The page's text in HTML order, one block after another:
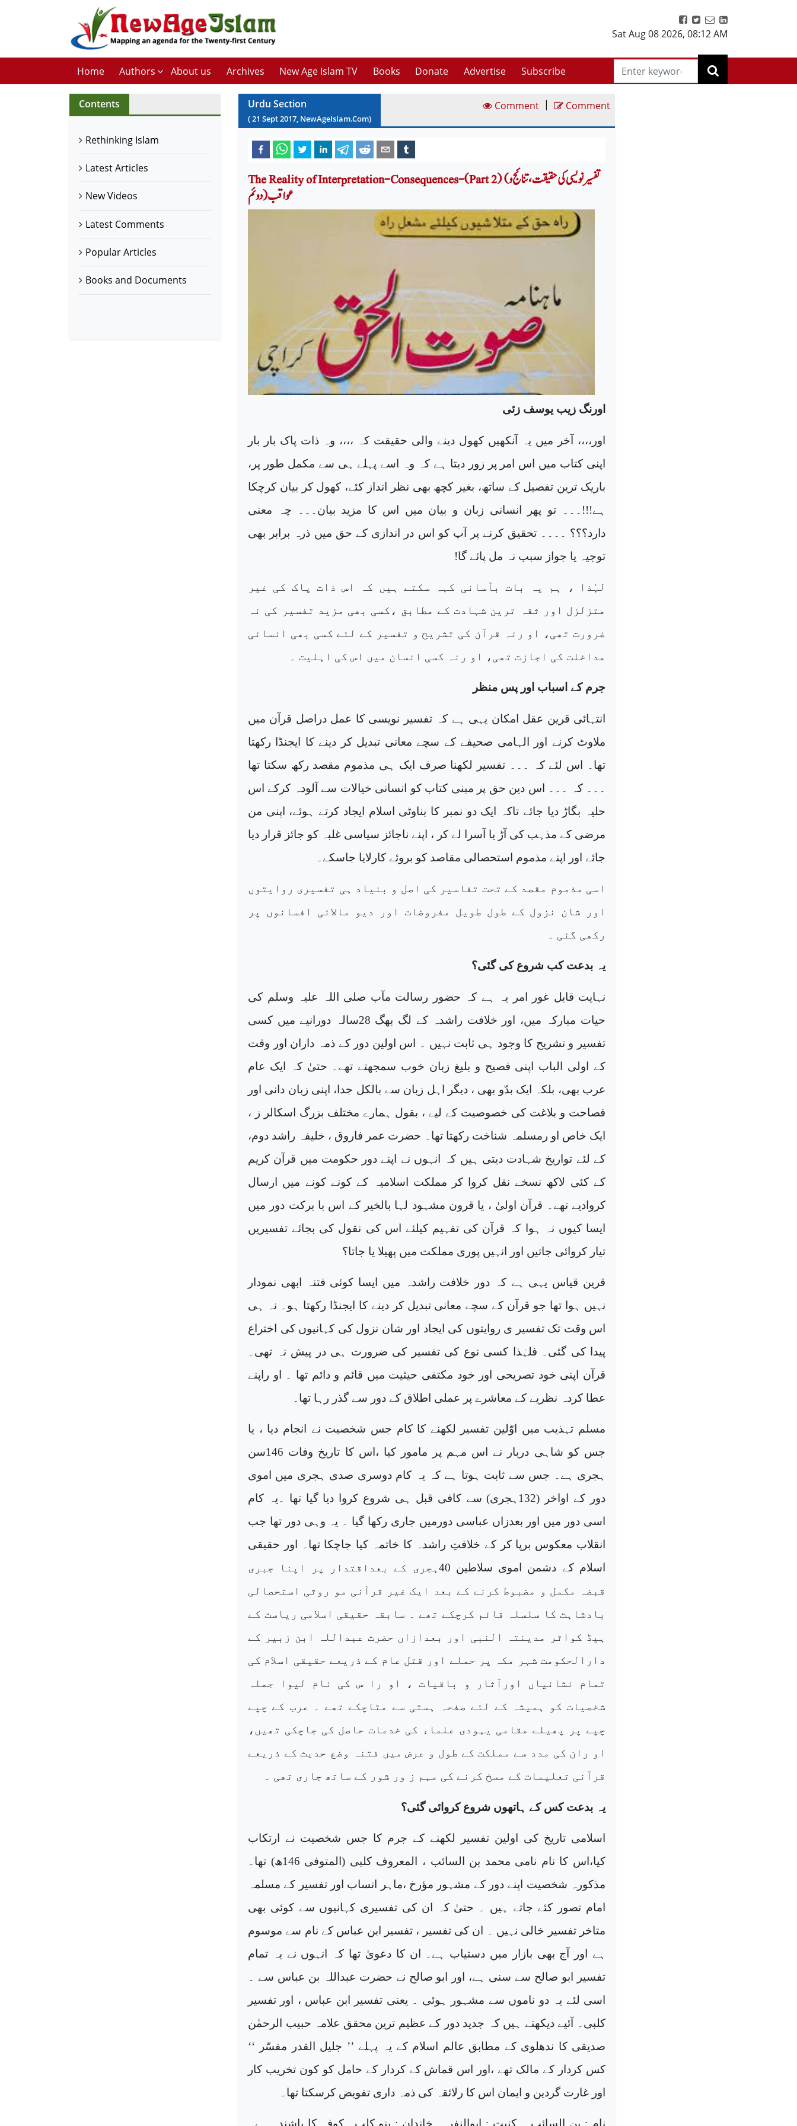
Sat Aug 08 2026, 08:12 AM
Home Authors About us Archives New Age Islam TV Books Donate Advertise Subscribe
Contents
Rethinking Islam
Latest Articles
New Videos
Latest Comments
Popular Articles
Books and Documents
Urdu Section
(21 Sept2017, NewAgeIslam.Com)
Comment | Comment
The Reality of Interpretation-Consequences-(Part 2) (تفسیر نویسی کی حقیقت، تنائج و
عواقب (دوئم
اورنگ زیب یوسف زئی
اور،،،، آخر میں یہ آنکھیں کھول دینے والی حقیقت کہ ،،،، وہ ذات پاک بار بار
اپنی کتاب میں اس امر پر زور دیتا ہے کہ وہ اسے پہلے ہی سے مکمل طور پر،
باریک ترین تفصیل کے ساتھ، بغیر کچھ بھی نظر انداز کئے، کھول کر بیان کرچکا
ہے!!!۔۔۔ تو پھر انسانی زبان و بیان میں اس کا مزید بیان۔۔۔ چہ معنی
دارد؟؟؟ ۔۔۔۔ تحقیق کرنے پر آپ کو اس در اندازی کے حق میں ذرہ برابر بھی
توجیہ یا جواز سبب نہ مل پائے گا!
لہٰذا ، ہم یہ بات بآسانی کہہ سکتے ہیں کہ اس ذات پاک کی غیر
متزلزل اور ثقہ ترین شہادت کے مطابق ،کسی بھی مزید تفسیر کی نہ
ضرورت تھی، او رنہ قرآن کی تشریح و تفسیر کے لئے کسی بھی انسانی
مداخلت کی اجازت تھی، او رنہ کسی انسان میں اس کی اہلیت ۔
جرم کے اسباب اور پس منظر
انتہائی قرین عقل امکان یہی ہے کہ تفسیر نویسی کا عمل دراصل قرآن میں
ملاوٹ کرنے اور الہامی صحیفے کے سچے معانی تبدیل کر دینے کا ایجنڈا رکھتا
تھا۔ اس لئے کہ ۔۔۔ تفسیر لکھنا صرف ایک ہی مذموم مقصد رکھ سکتا تھا
۔۔۔ کہ ۔۔۔ اس دین حق پر مبنی کتاب کو انسانی خیالات سے آلودہ کرکے اس
حلیہ بگاڑ دیا جائے تاکہ ایک دو نمبر کا بناوٹی اسلام ایجاد کرتے ہوئے، اپنی من
مرضی کے مذہب کی آڑ یا آسرا لے کر ، اپنے ناجائز سیاسی غلبہ کو جائز قرار دیا
جائے اور اپنے مذموم استحصالی مقاصد کو بروئے کارلایا جاسکے۔
اسی مذموم مقصد کے تحت تفاسیر کی اصل و بنیاد ہی تفسیری روایتوں
اور شان نزول کے طول طویل مفروضات اور دیو مالائی افسانوں پر
رکھی گئی ۔
یہ بدعت کب شروع کی گئی؟
نہایت قابل غور امر یہ ہے کہ حضور رسالت مآب صلی اللہ علیہ وسلم کی
حیات مبارکہ میں، اور خلافت راشدہ کے لگ بھگ 28سالہ دورانیے میں کسی
تفسیر و تشریح کا وجود ہی ثابت نہیں ۔ اس اولین دور کے ذمہ داران اور وقت
کے اولی الباب اپنی فصیح و بلیغ زبان خوب سمجھتے تھے۔ حتیٰ کہ ایک عام
عرب بھی، بلکہ ایک بدّو بھی ، دیگر اہل زبان سے بالکل جدا، اپنی زبان دانی اور
فصاحت و بلاغت کی خصوصیت کے لیے ، بقول ہمارے مختلف بزرگ اسکالر ز ،
ایک خاص او رمسلمہ شناخت رکھتا تھا۔ حضرت عمر فاروق ، خلیفہ راشد دوم،
کے لئے تواریخ شہادت دیتی ہیں کہ انہوں نے اپنے دور حکومت میں قرآن کریم
کے کئی لاکھ نسخے نقل کروا کر مملکت اسلامیہ کے کونے کونے میں ارسال
کروادیے تھے۔ قرآن اولیٰ ، یا قرون مشہود لہا بالخیر کے اس با برکت دور میں
ایسا کیوں نہ ہوا کہ قرآن کی تفہیم کیلئے اس کی نقول کی بجائے تفسیریں
تیار کروائی جاتیں اور انہیں پوری مملکت میں پھیلا یا جاتا؟
قرین قیاس یہی ہے کہ دور خلافت راشدہ میں ایسا کوئی فتنہ ابھی نمودار
نہیں ہوا تھا جو قرآن کے سچے معانی تبدیل کر دینے کا ایجنڈا رکھتا ہو۔ نہ ہی
اس وقت تک تفسیر ی روایتوں کی ایجاد اور شان نزول کی کہانیوں کی اختراع
پیدا کی گئی۔ فلہٰذا کسی نوع کی تفسیر کی ضرورت ہی در پیش نہ تھی۔
قرآن اپنی خود تصریحی اور خود مکتفی حیثیت میں قائم و دائم تھا ۔ او راپنے
عطا کردہ نظریے کے معاشرے پر عملی اطلاق کے دور سے گذر رہا تھا۔
مسلم تہذیب میں اوّلین تفسیر لکھنے کا کام جس شخصیت نے انجام دیا ، یا
جس کو شاہی دربار نے اس مہم پر مامور کیا ،اس کا تاریخ وفات 146سن
ہجری ہے۔ جس سے ثابت ہوتا ہے کہ یہ کام دوسری صدی ہجری میں اموی
دور کے اواخر (132ہجری) سے کافی قبل ہی شروع کروا دیا گیا تھا ۔یہ کام
اسی دور میں اور بعدزاں عباسی دورمیں جاری رکھا گیا ۔ یہ وہی دور تھا جب
انقلاب معکوس برپا کر کے خلافتِ راشدہ کا خاتمہ کیا جاچکا تھا۔ اور حقیقی
اسلام کے دشمن اموی سلاطین 40ہجری کے بعداقتدار پر اپنا جبری
قبضہ مکمل و مضبوط کرنے کے بعد ایک غیر قرآنی مو روثی استحصالی
بادشاہت کا سلسلہ قائم کرچکے تھے ۔ سابقہ حقیقی اسلامی ریاست کے
ہیڈ کواٹر مدینتہ النبی اور بعدازاں حضرت عبداللہ ابن زبیر کے
دارالحکومت شہر مکہ پر حملے اور قتل عام کے ذریعے حقیقی اسلام کی
تمام نشانیاں اورآثار و باقیات ، او را س کی نام لیوا جملہ
شخصیات کو ہمیشہ کے لئے صفحہ ہستی سے مٹاچکے تھے ۔ عرب کے چپے
چپے پر پھیلے مقامی یہودی علماء کی خدمات حاصل کی جاچکی تھیں،
او ران کی مدد سے مملکت کے طول و عرض میں فتنہ وضع حدیث کے ذریعے
قرآنی تعلیمات کے مسخ کرنے کی مہم ز ور شور کے ساتھ جاری تھی ۔
یہ بدعت کس کے ہاتھوں شروع کروائی گئی؟
اسلامی تاریخ کی اولین تفسیر لکھنے کے جرم کا جس شخصیت نے ارتکاب
کیا،اس کا نام نامی محمد بن السائب ، المعروف کلبی (المتوفی 146ھ) تھا۔
مذکورہ شخصیت اپنے دور کے مشہور مؤرخ ،ماہر انساب اور تفسیر کے مسلمہ
امام تصور کئے جاتے ہیں ۔ حتیٰ کہ ان کی تفسیری کہانیوں سے کوئی بھی
متاخر تفسیر خالی نہیں ۔ ان کی تفسیر ، تفسیر ابن عباس کے نام سے موسوم
ہے اور آج بھی بازار میں دستیاب ہے۔ ان کا دعویٰ تھا کہ انہوں نے یہ تمام
تفسیر ابو صالح سے سنی ہے، اور ابو صالح نے حضرت عبداللہ بن عباس سے ۔
اسی لئے یہ دو ناموں سے مشہور ہوئی ۔ یعنی تفسیر ابن عباس ، اور تفسیر
کلبی۔ آئیے دیکھتے ہیں کہ جدید دور کے عظیم ترین محقق علامہ حبیب الرحمٰن
صدیقی کا ندھلوی کے مطابق عالم اسلام کے یہ پہلے ’’ جلیل القدر مفسّر ‘‘
کس کردار کے مالک تھے ،اور اس قماش کے کردار کے حامل کو کون تخریب کار
اور غارت گردین و ایمان اس کا رلائقہ کی ذمہ داری تفویض کرسکتا تھا۔